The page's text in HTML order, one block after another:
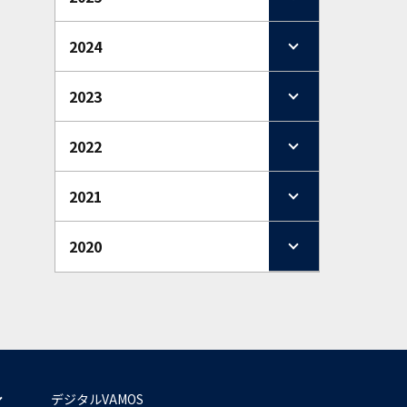
2024
2023
2022
2021
2020
デジタルVAMOS